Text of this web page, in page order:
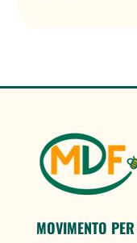
MOVIMENTO